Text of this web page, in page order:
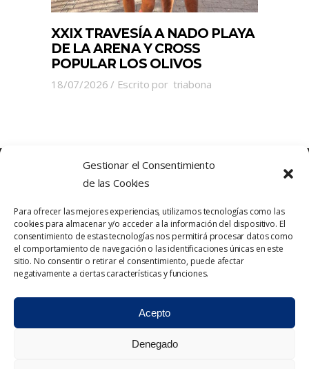
Gestionar el Consentimiento
de las Cookies
Para ofrecer las mejores experiencias, utilizamos tecnologías como las
cookies para almacenar y/o acceder a la información del dispositivo. El
consentimiento de estas tecnologías nos permitirá procesar datos como
el comportamiento de navegación o las identificaciones únicas en este
sitio. No consentir o retirar el consentimiento, puede afectar
negativamente a ciertas características y funciones.
Acepto
Denegado
XXIX TRAVESÍA A NADO PLAYA
DE LA ARENA Y CROSS
POPULAR LOS OLIVOS
18/07/2026 Escrito por triabona
Política de Privacidad